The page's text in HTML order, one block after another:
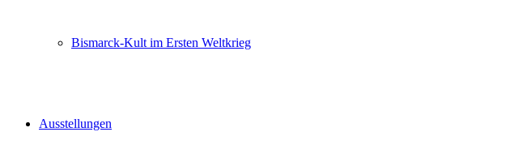
Bismarck-Kult im Ersten Weltkrieg
Ausstellungen